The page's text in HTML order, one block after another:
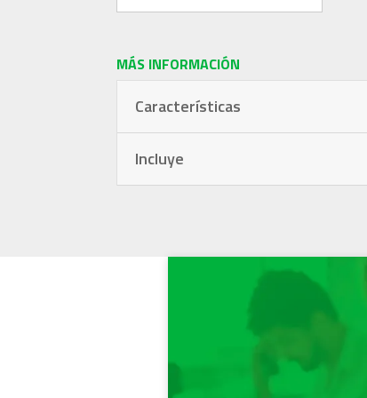
MÁS INFORMACIÓN
Características
Incluye